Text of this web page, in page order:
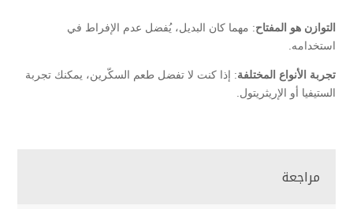
التوازن هو المفتاح: مهما كان البديل، يُفضل عدم الإفراط في
استخدامه.
تجربة الأنواع المختلفة: إذا كنت لا تفضل طعم السكّرين، يمكنك تجربة
الستيفيا أو الإريثريتول.
مراجعة